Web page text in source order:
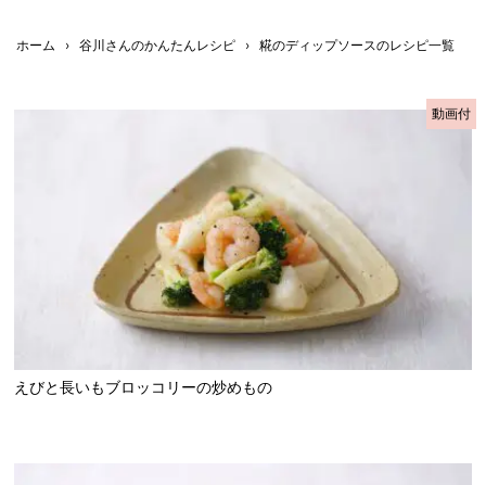
ホーム › 谷川さんのかんたんレシピ › 糀のディップソースのレシピ一覧
動画付
えびと長いもブロッコリーの炒めもの